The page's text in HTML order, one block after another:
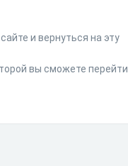
и вернуться на эту
вы сможете перейти